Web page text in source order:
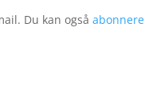
Du kan ogsåabonnere